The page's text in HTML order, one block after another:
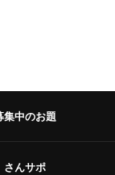
集中のお題
さんサポ